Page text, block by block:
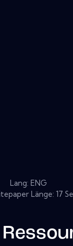
Lang: ENG
Länge: 17